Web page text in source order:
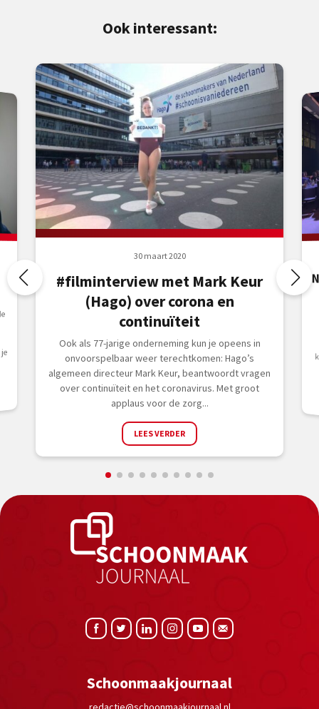
Ook interessant:
30 maart 2020
#filminterview met Mark Keur
(Hago) over corona en
continuïteit
Ook als 77-jarige onderneming kun je opeens in
onvoorspelbaar weer terechtkomen: Hago’s
algemeen directeur Mark Keur, beantwoordt vragen
over continuïteit en het coronavirus. Met groot
applaus voor de zorg...
LEES VERDER
Schoonmaakjournaal